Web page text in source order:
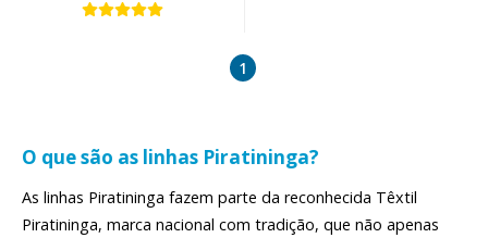
1
O que são as linhas Piratininga?
As linhas Piratininga fazem parte da reconhecida Têxtil
Piratininga, marca nacional com tradição, que não apenas